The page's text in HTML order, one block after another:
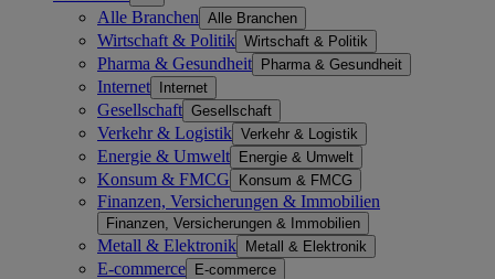
Alle Branchen Alle Branchen
Wirtschaft & Politik Wirtschaft & Politik
Pharma & Gesundheit Pharma & Gesundheit
Internet Internet
Gesellschaft Gesellschaft
Verkehr & Logistik Verkehr & Logistik
Energie & Umwelt Energie & Umwelt
Konsum & FMCG Konsum & FMCG
Finanzen, Versicherungen & Immobilien
Finanzen, Versicherungen & Immobilien
Metall & Elektronik Metall & Elektronik
E-commerce E-commerce